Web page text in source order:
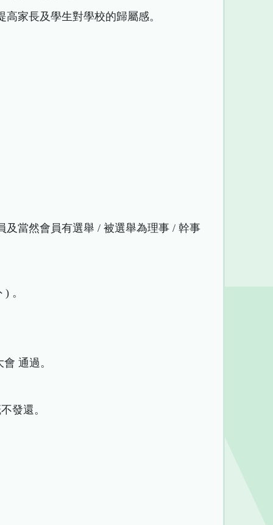
家長及學生對學校的歸屬感。
當然會員有選舉 / 被選舉為理事 / 幹事
。
通過。
發還。